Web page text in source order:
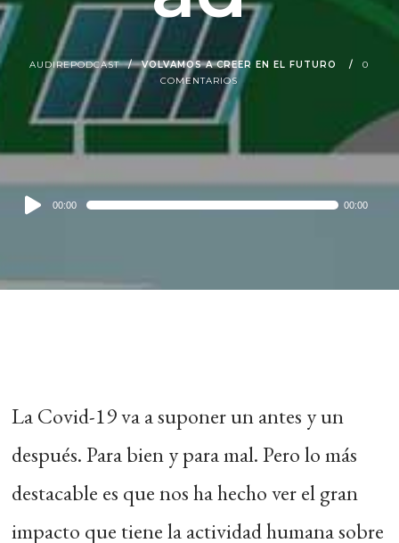
AUDIREPODCAST VOLVAMOS A CREER EN EL FUTURO
0
COMENTARIOS
Audio00:00 00:00
La Covid-19 va a suponer un antes y un
después. Para bien y para mal. Pero lo más
destacable es que nos ha hecho ver el gran
impacto que tiene la actividad humana sobre